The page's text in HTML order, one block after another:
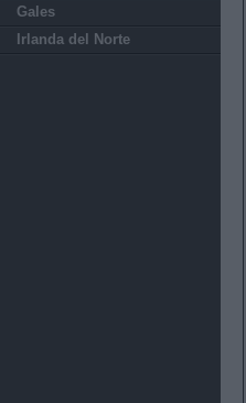
Gales
Irlanda del Norte